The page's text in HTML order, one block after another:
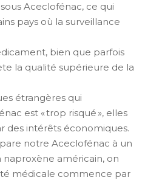
Aceclofénac, ce qui
pays où la surveillance
bien que parfois
la qualité supérieure de la
étrangères qui
est « trop risqué », elles
des intérêts économiques.
notre Aceclofénac à un
naproxène américain, on
médicale commence par